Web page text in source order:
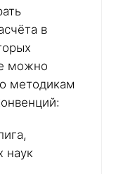
в
можно
методикам
наук